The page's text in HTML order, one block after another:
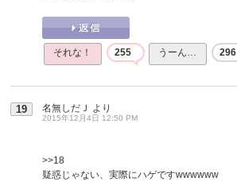
それな！ 255 うーん… 296
19 名無しだＪ より
2015年12月4日 12:50 PM
>>18
疑惑じゃない、実際にハゲですwwwwww